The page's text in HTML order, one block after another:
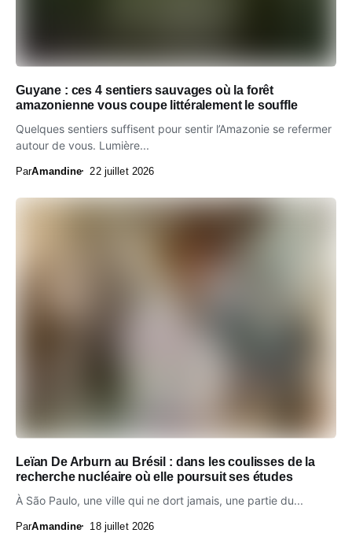
Guyane : ces 4 sentiers sauvages où la forêt
amazonienne vous coupe littéralement le souffle
Quelques sentiers suffisent pour sentir l’Amazonie se refermer
autour de vous. Lumière...
ParAmandine 22 juillet 2026
Leïan De Arburn au Brésil : dans les coulisses de la
recherche nucléaire où elle poursuit ses études
À São Paulo, une ville qui ne dort jamais, une partie du...
ParAmandine 18 juillet 2026